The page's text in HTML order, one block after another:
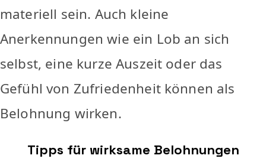
materiell sein. Auch kleine
Anerkennungen wie ein Lob an sich
selbst, eine kurze Auszeit oder das
Gefühl von Zufriedenheit können als
Belohnung wirken.
Tipps für wirksame Belohnungen